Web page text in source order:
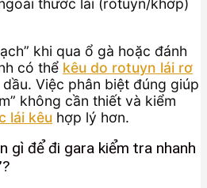
thước lái (rotuyn/khớp)
khi qua ổ gà hoặc đánh
có thể kêu do rotuyn lái rơ
Việc phân biệt đúng giúp
không cần thiết và kiểm
lái kêu hợp lý hơn.
gì để đi gara kiểm tra nhanh